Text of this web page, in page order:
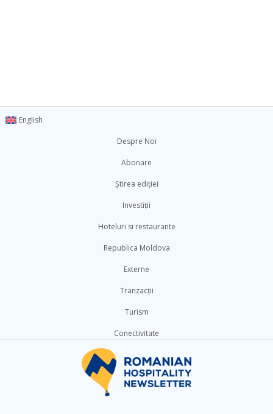
English
Despre Noi
Abonare
Știrea ediției
Investiții
Hoteluri si restaurante
Republica Moldova
Externe
Tranzacții
Turism
Conectivitate